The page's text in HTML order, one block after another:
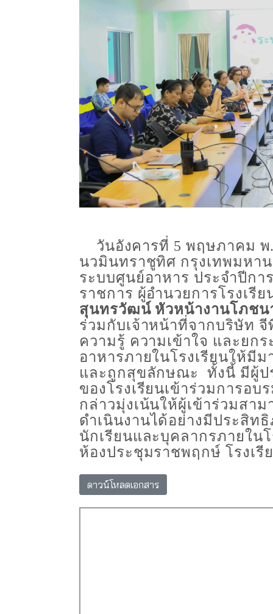
วันอังคารที่ 5พฤษภาคม พ
นวมินทราชูทิศ กรุงเทพมหา
ระบบศูนย์อาหาร ประจำปีกา
ราชการ ผู้อำนวยการโรงเรีย
สุนทรวัฒน์ หัวหน้างานโภชน
ร่วมกับเจ้าหน้าที่จากบริษัท จี
ความรู้ ความเข้าใจ และยกร
อาหารภายในโรงเรียนให้มีม
และถูกสุขลักษณะ
ทั้งนี้ มีผู้ป
ของโรงเรียนเข้าร่วมการอบ
กล่าวมุ่งเน้นให้ผู้เข้าร่วมสาม
ดำเนินงานได้อย่างมีประสิท
นักเรียนและบุคลากรภายใน
ห้องประชุมราชพฤกษ์ โรงเ
ดาวน์โหลดเอกสาร